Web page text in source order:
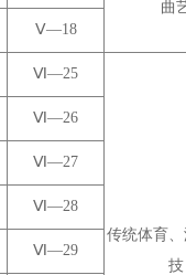
曲
Ⅴ—18
Ⅵ—25
传统体育
技
Ⅵ—26
Ⅵ—27
Ⅵ—28
Ⅵ—29